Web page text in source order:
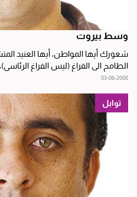
وسط بيروت
شعورك أيها المواطن، أيها العنيد
الطامح الى الفراغ (ليس الفراغ
03-06-2008
توابل